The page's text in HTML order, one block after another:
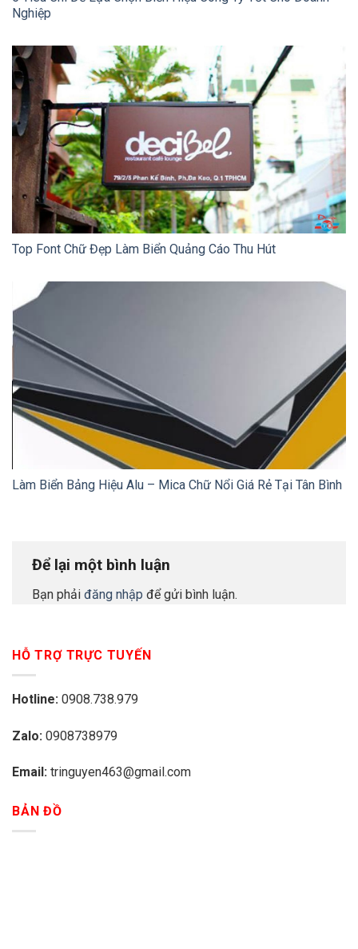
Nghiệp
Top Font Chữ Đẹp Làm Biển Quảng Cáo Thu Hút
Làm Biển Bảng Hiệu Alu – Mica Chữ Nổi Giá Rẻ Tại Tân Bình
Để lại một bình luận
Bạn phải đăng nhập để gửi bình luận.
HỖ TRỢ TRỰC TUYẾN
Hotline: 0908.738.979
Zalo: 0908738979
Email: tringuyen463@gmail.com
BẢN ĐỒ